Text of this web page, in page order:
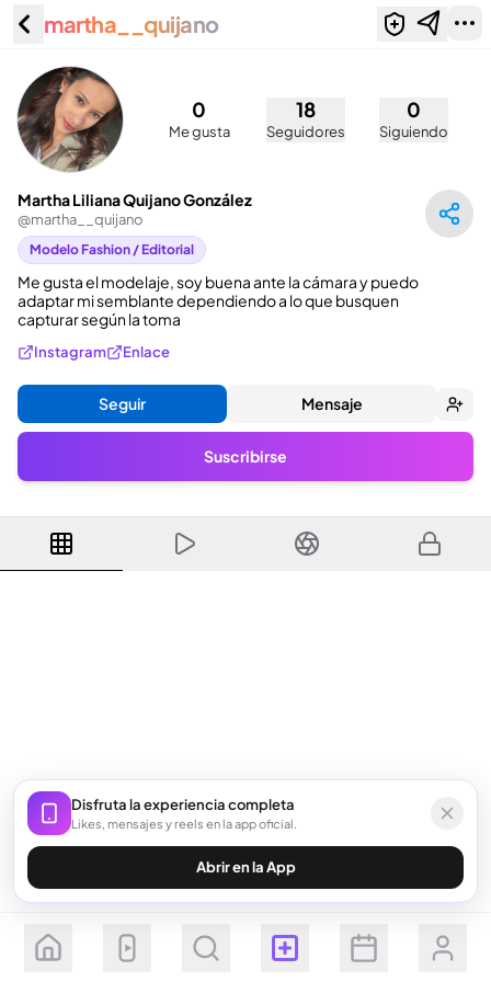
Martha Liliana Quijano González
martha__quijano
0
Me gusta
18
Seguidores
0
Siguiendo
Martha Liliana Quijano González
@martha__quijano
Modelo Fashion / Editorial
Me gusta el modelaje, soy buena ante la cámara y puedo
adaptar mi semblante dependiendo a lo que busquen
capturar según la toma
Instagram Enlace
Seguir Mensaje
Suscribirse
Seguir Suscribirse
Disfruta la experiencia completa
Likes, mensajes y reels en la app oficial.
Abrir en la App